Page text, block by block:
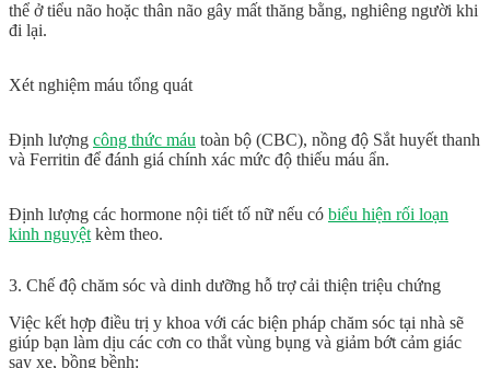
thể ở tiểu não hoặc thân não gây mất thăng bằng, nghiêng người khi
đi lại.
Xét nghiệm máu tổng quát
Định lượng công thức máu toàn bộ (CBC), nồng độ Sắt huyết thanh
và Ferritin để đánh giá chính xác mức độ thiếu máu ẩn.
Định lượng các hormone nội tiết tố nữ nếu có biểu hiện rối loạn
kinh nguyệt kèm theo.
3. Chế độ chăm sóc và dinh dưỡng hỗ trợ cải thiện triệu chứng
Việc kết hợp điều trị y khoa với các biện pháp chăm sóc tại nhà sẽ
giúp bạn làm dịu các cơn co thắt vùng bụng và giảm bớt cảm giác
say xe, bồng bềnh: